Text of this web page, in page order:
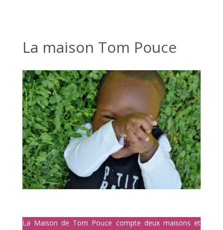
La maison Tom Pouce
La Maison de Tom Pouce compte deux maisons et